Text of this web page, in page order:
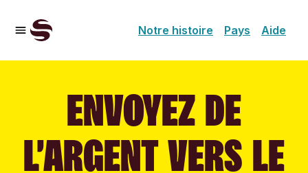
Notre histoire Pays Aide
ENVOYEZ DE
L’ARGENT VERS LE